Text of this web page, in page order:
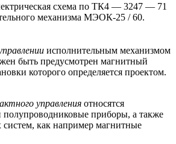
схема по ТК4 — 3247 — 71
механизма МЭОК-25 / 60.
исполнительным механизмом
быть предусмотрен магнитный
которого определяется проектом.
управления относятся
приборы, а также
систем, как например магнитные